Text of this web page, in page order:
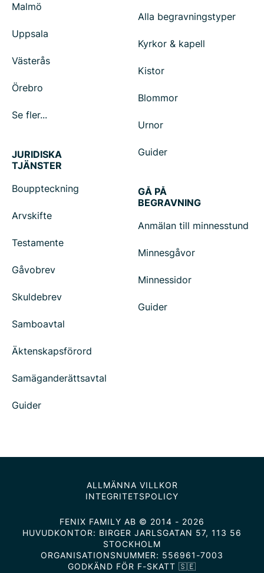
Malmö
Uppsala
Västerås
Örebro
Se fler...
Alla begravningstyper
Kyrkor & kapell
Kistor
Blommor
Urnor
Guider
JURIDISKA
TJÄNSTER
Bouppteckning
Arvskifte
Testamente
Gåvobrev
Skuldebrev
Samboavtal
Äktenskapsförord
Samäganderättsavtal
Guider
GÅ PÅ
BEGRAVNING
Anmälan till minnesstund
Minnesgåvor
Minnessidor
Guider
ALLMÄNNA VILLKOR
INTEGRITETSPOLICY
FENIX FAMILY AB © 2014 - 2026
HUVUDKONTOR: BIRGER JARLSGATAN 57, 113 56
STOCKHOLM
ORGANISATIONSNUMMER: 556961-7003
GODKÄND FÖR F-SKATT 🇸🇪